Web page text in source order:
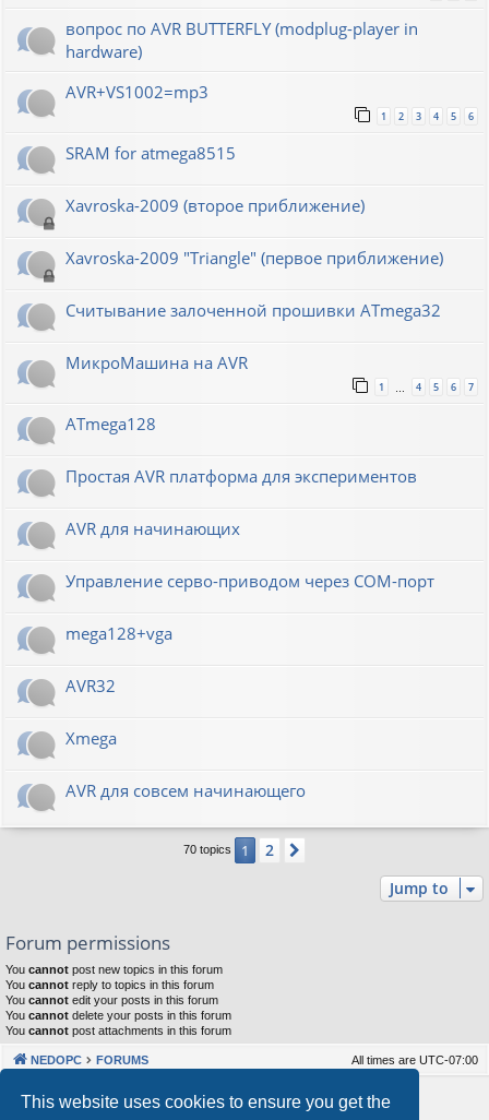
This website uses cookies to ensure you get the
вопрос по AVR BUTTERFLY (modplug-player in
hardware)
AVR+VS1002=mp3
1 2 3 4 5 6
SRAM for atmega8515
Xavroska-2009 (второе приближение)
Xavroska-2009 "Triangle" (первое приближение)
Считывание залоченной прошивки ATmega32
МикроМашина на AVR
1 4 5 6 7
ATmega128
Простая AVR платформа для экспериментов
AVR для начинающих
Управление серво-приводом через COM-порт
mega128+vga
AVR32
Xmega
AVR для совсем начинающего
70 topics 1 2
Jump to
Forum permissions
You cannot post new topics in this forum
You cannot reply to topics in this forum
You cannot edit your posts in this forum
You cannot delete your posts in this forum
You cannot post attachments in this forum
NEDOPC FORUMS All times are UTC-07:00
Powered byphpBB® Forum Software © phpBB Limited